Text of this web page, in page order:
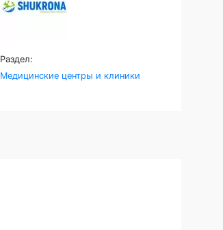
Раздел:
Медицинские центры и клиники